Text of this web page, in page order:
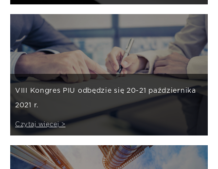
VIII Kongres PIU odbędzie się 20-21 października
2021 r.
Czytaj więcej >